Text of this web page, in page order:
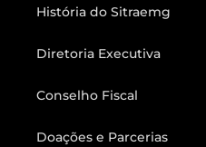
História do Sitraemg
Diretoria Executiva
Conselho Fiscal
Doações e Parcerias